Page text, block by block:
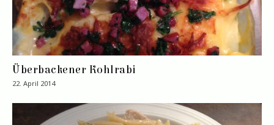
Überbackener Kohlrabi
22. April 2014